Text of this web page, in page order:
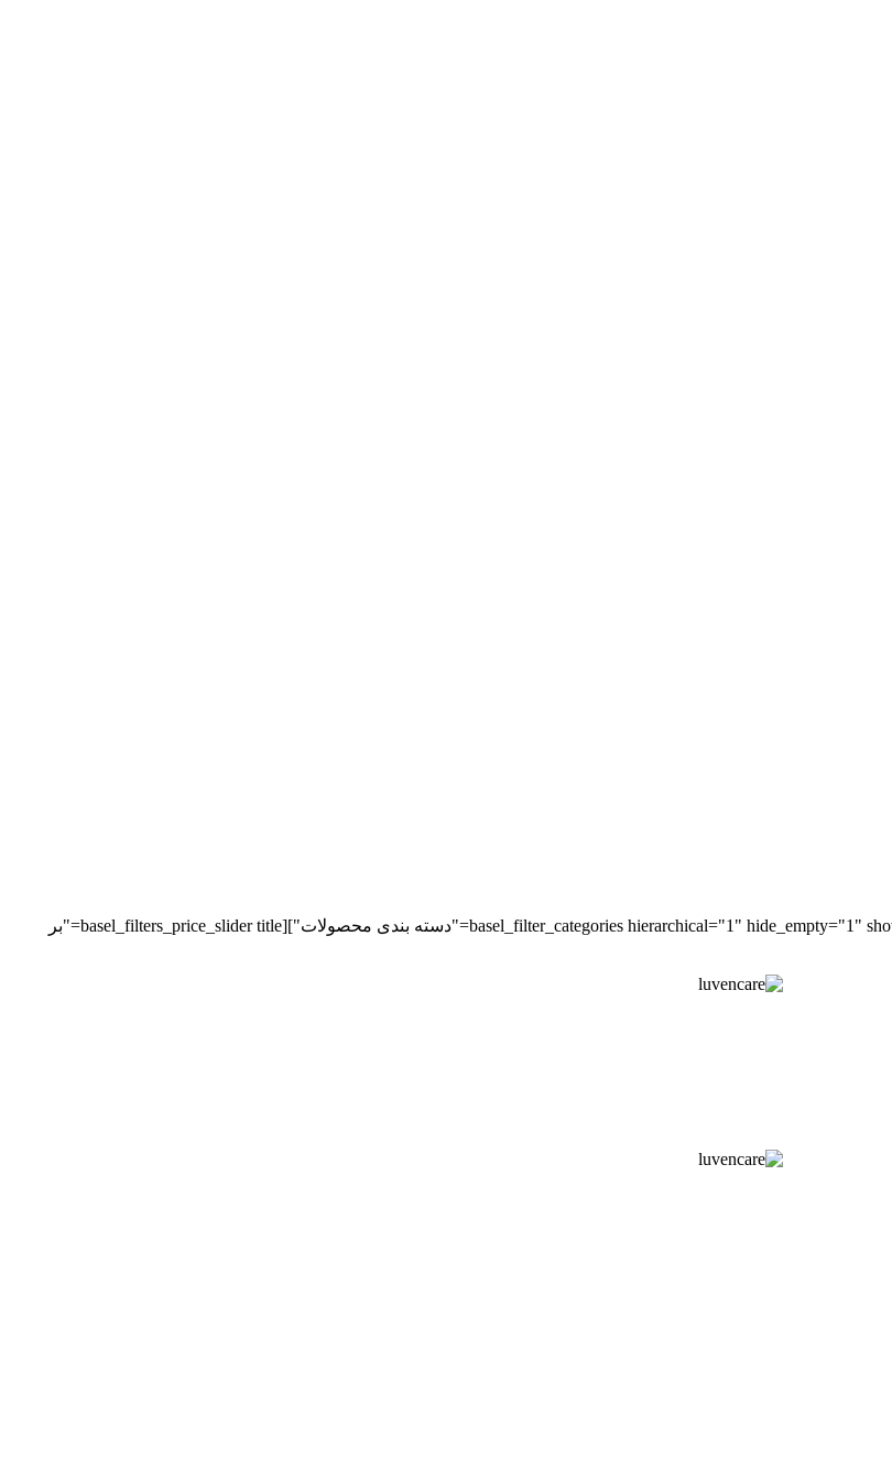
[basel_product_filters basel_color_scheme="dark"][basel_filter_categories hierarchical="1" hide_empty="1" show_categories_ancestors="" title="دسته بندی محصولات"][basel_filters_price_slider title="بر